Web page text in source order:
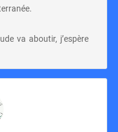
va aboutir, j’espère